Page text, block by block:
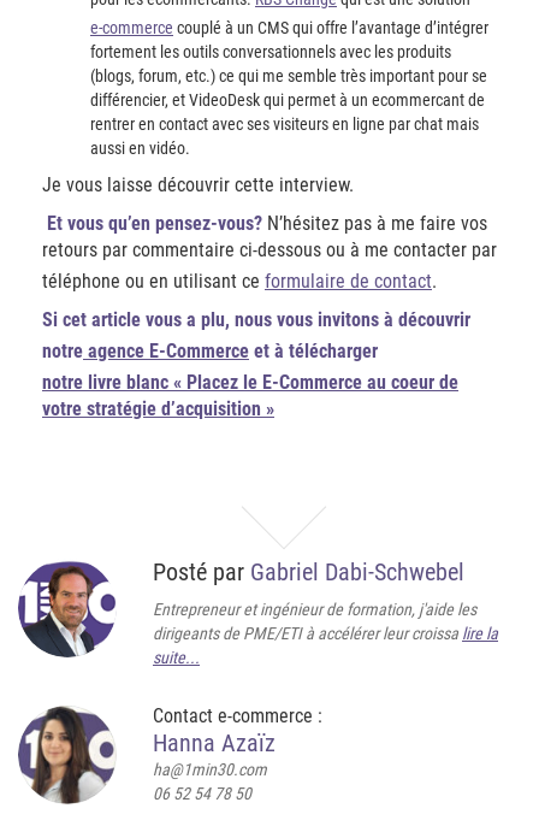
e-commerce couplé à un CMS qui offre l’avantage d’intégrer
fortement les outils conversationnels avec les produits
(blogs, forum, etc.) ce qui me semble très important pour se
différencier, et VideoDesk qui permet à un ecommercant de
rentrer en contact avec ses visiteurs en ligne par chat mais
aussi en vidéo.
Je vous laisse découvrir cette interview.
Et vous qu’en pensez-vous? N’hésitez pas à me faire vos
retours par commentaire ci-dessous ou à me contacter par
téléphone ou en utilisant ce formulaire de contact.
Si cet article vous a plu, nous vous invitons à découvrir
notre agence E-Commerce et à télécharger
notre livre blanc « Placez le E-Commerce au coeur de
votre stratégie d’acquisition »
Posté par Gabriel Dabi-Schwebel
Entrepreneur et ingénieur de formation, j'aide les
dirigeants de PME/ETI à accélérer leur croissa lire la
suite...
Contact e-commerce :
Hanna Azaïz
ha@1min30.com
06 52 54 78 50